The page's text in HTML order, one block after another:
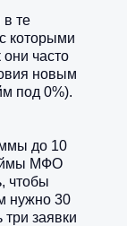
в те
которыми
часто
новым
под 0%).
до 10
МФО
чтобы
нужно 30
три заявки